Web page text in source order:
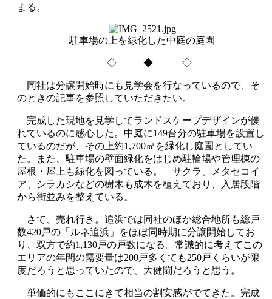
まる。
駐車場の上を緑化した中庭の庭園
◇ ◆ ◇
同社は分譲開始時にも見学会を行なっているので、そ
のときの記事を参照していただきたい。
完成した現地を見学してランドスケープデザインが優
れているのに感心した。中庭に149台分の駐車場を設置し
ているのだが、その上約1,700㎡を緑化し庭園としてい
た。また、駐車場の壁面緑化をはじめ駐輪場や管理棟の
屋根・屋上も緑化を図っている。 サクラ、メタセコイ
ア、シラカシなどの樹木も成木を植えており、入居段階
から街並みを整えている。
さて、売れ行き。追浜では同社のほか総合地所も総戸
数420戸の「ルネ追浜」をほぼ同時期に分譲開始してお
り、双方で約1,130戸の戸数になる。常識的に考えてこの
エリアの年間の需要量は200戸多くても250戸くらいが限
度だろうと思っていたので、大健闘だろうと思う。
単価的にもここにきて相当の割安感がでてきた。完成